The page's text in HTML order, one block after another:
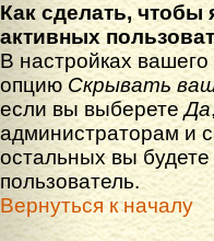
Как сделать, чтобы
активных
В настройках
опцию Скрывать
если вы выберетеДа
администраторам и
остальных вы
пользователь.
Вернуться к началу